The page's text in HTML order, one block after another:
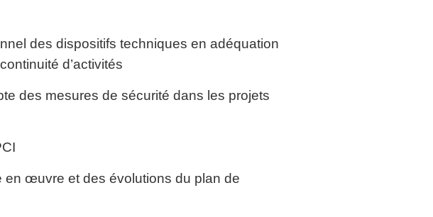
des dispositifs techniques en adéquation
continuité d’activités
des mesures de sécurité dans les projets
en œuvre et des évolutions du plan de